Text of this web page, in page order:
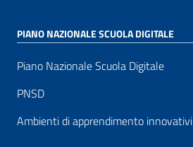
PIANO NAZIONALE SCUOLA DIGITALE
Piano Nazionale Scuola Digitale
PNSD
Ambienti di apprendimento innovativi